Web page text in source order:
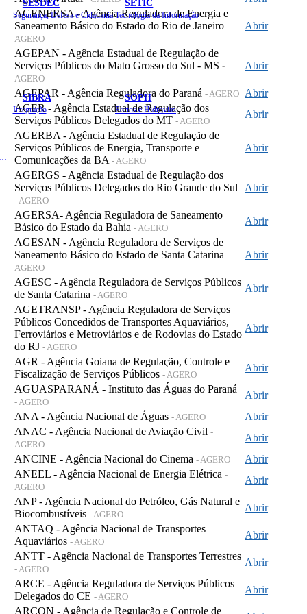
SESDEC
Segurança, Defesa e Cidadania
SETIC
Tecnologia da Informação
SIBRA
Integração
SOPH
Portos e Hidrovias
AGENERSA - Agência Reguladora de Energia e
Saneamento Básico do Estado do Rio de Janeiro -
AGERO
Abrir
AGEPAN - Agência Estadual de Regulação de
Serviços Públicos do Mato Grosso do Sul - MS -
AGERO
Abrir
AGEPAR - Agência Reguladora do Paraná - AGERO Abrir
AGER - Agência Estadual de Regulação dos
Serviços Públicos Delegados do MT - AGERO
Abrir
AGERBA - Agência Estadual de Regulação de
Serviços Públicos de Energia, Transporte e
Comunicações da BA - AGERO
Abrir
AGERGS - Agência Estadual de Regulação dos
Serviços Públicos Delegados do Rio Grande do Sul
- AGERO
Abrir
AGERSA- Agência Reguladora de Saneamento
Básico do Estado da Bahia - AGERO
Abrir
AGESAN - Agência Reguladora de Serviços de
Saneamento Básico do Estado de Santa Catarina -
AGERO
Abrir
AGESC - Agência Reguladora de Serviços Públicos
de Santa Catarina - AGERO
Abrir
AGETRANSP - Agência Reguladora de Serviços
Públicos Concedidos de Transportes Aquaviários,
Ferroviários e Metroviários e de Rodovias do Estado
do RJ - AGERO
Abrir
AGR - Agência Goiana de Regulação, Controle e
Fiscalização de Serviços Públicos - AGERO
Abrir
AGUASPARANÁ - Instituto das Águas do Paraná
- AGERO
Abrir
ANA - Agência Nacional de Águas - AGERO
Abrir
ANAC - Agência Nacional de Aviação Civil -
AGERO
Abrir
ANCINE - Agência Nacional do Cinema - AGERO
Abrir
ANEEL - Agência Nacional de Energia Elétrica -
AGERO
Abrir
ANP - Agência Nacional do Petróleo, Gás Natural e
Biocombustíveis - AGERO
Abrir
ANTAQ - Agência Nacional de Transportes
Aquaviários - AGERO
Abrir
ANTT - Agência Nacional de Transportes Terrestres
- AGERO
Abrir
ARCE - Agência Reguladora de Serviços Públicos
Delegados do CE - AGERO
Abrir
ARCON - Agência de Regulação e Controle de